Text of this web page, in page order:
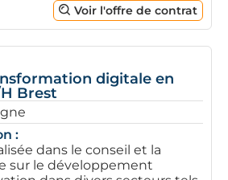
Voir l'offre de contrat
digitale en
Brest
:
dans le conseil et la
sur le développement